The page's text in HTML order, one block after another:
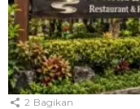
2 Bagikan